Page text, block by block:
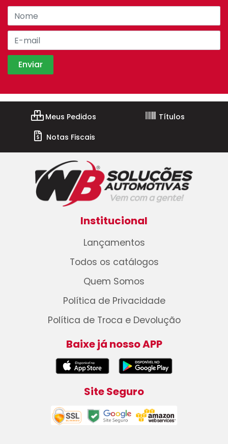
Meus Pedidos
Títulos
Notas Fiscais
Institucional
Lançamentos
Todos os catálogos
Quem Somos
Política de Privacidade
Política de Troca e Devolução
Baixe já nosso APP
Site Seguro